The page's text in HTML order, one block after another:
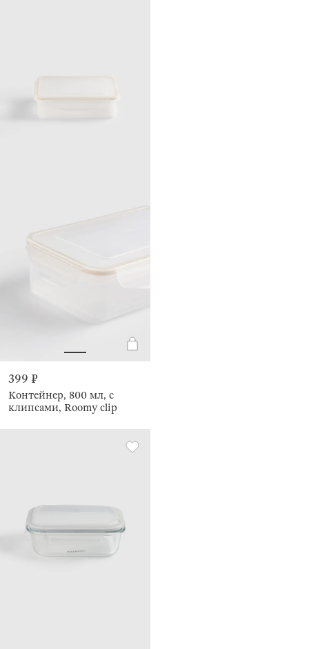
399 ₽
Контейнер, 800 мл, с
клипсами, Roomy clip